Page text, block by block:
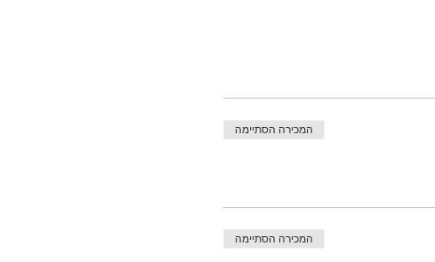
המכירה הסתיימה
המכירה הסתיימה